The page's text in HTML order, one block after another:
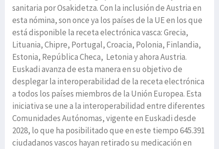
sanitaria por Osakidetza. Con la inclusión de Austria en
esta nómina, son once ya los países de la UE en los que
está disponible la receta electrónica vasca: Grecia,
Lituania, Chipre, Portugal, Croacia, Polonia, Finlandia,
Estonia, República Checa, Letonia y ahora Austria.
Euskadi avanza de esta manera en su objetivo de
desplegar la interoperabilidad de la receta electrónica
a todos los países miembros de la Unión Europea. Esta
iniciativa se une a la interoperabilidad entre diferentes
Comunidades Autónomas, vigente en Euskadi desde
2028, lo que ha posibilitado que en este tiempo 645.391
ciudadanos vascos hayan retirado su medicación en